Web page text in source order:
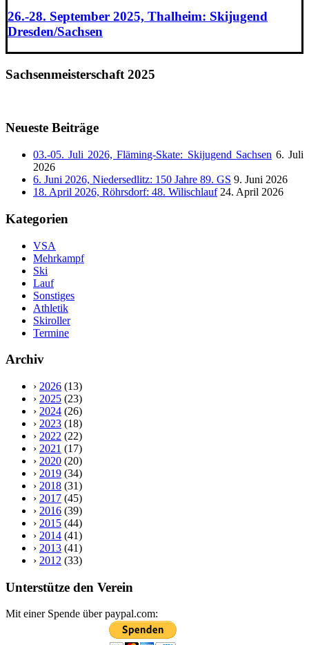
26.-28. September 2025, Thalheim: Skijugend
Dresden/Sachsen
Sachsenmeisterschaft 2025
Neueste Beiträge
03.-05. Juli 2026, Fläming-Skate: Skijugend Sachsen 6. Juli
2026
6. Juni 2026, Niedersedlitz: 150 Jahre 89. GS 9. Juni 2026
18. April 2026, Röhrsdorf: 48. Wilischlauf 24. April 2026
Kategorien
VSA
Mehrkampf
Ski
Lauf
Sonstiges
Athletik
Skiroller
Termine
Archiv
› 2026 (13)
› 2025 (23)
› 2024 (26)
› 2023 (18)
› 2022 (22)
› 2021 (17)
› 2020 (20)
› 2019 (34)
› 2018 (31)
› 2017 (45)
› 2016 (39)
› 2015 (44)
› 2014 (41)
› 2013 (41)
› 2012 (33)
Unterstütze den Verein
Mit einer Spende über paypal.com: